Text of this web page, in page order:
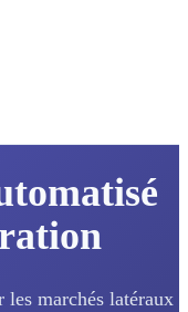
marchés latéraux